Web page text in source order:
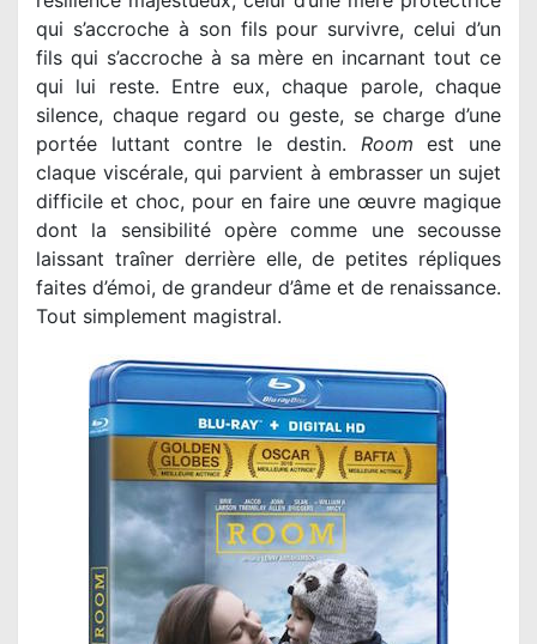
qui s’accroche à son fils pour survivre, celui d’un
fils qui s’accroche à sa mère en incarnant tout ce
qui lui reste. Entre eux, chaque parole, chaque
silence, chaque regard ou geste, se charge d’une
portée luttant contre le destin. Room est une
claque viscérale, qui parvient à embrasser un sujet
difficile et choc, pour en faire une œuvre magique
dont la sensibilité opère comme une secousse
laissant traîner derrière elle, de petites répliques
faites d’émoi, de grandeur d’âme et de renaissance.
Tout simplement magistral.